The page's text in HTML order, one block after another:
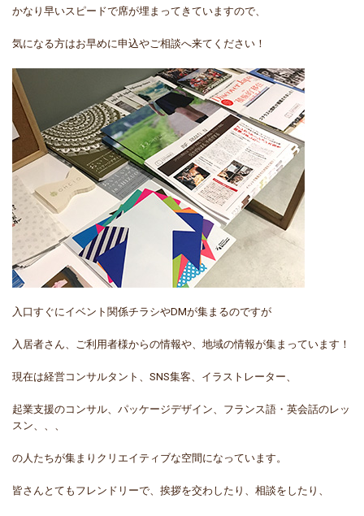
かなり早いスピードで席が埋まってきていますので、
気になる方はお早めに申込やご相談へ来てください！
入口すぐにイベント関係チラシやDMが集まるのですが
入居者さん、ご利用者様からの情報や、地域の情報が集まっています！
現在は経営コンサルタント、SNS集客、イラストレーター、
起業支援のコンサル、パッケージデザイン、フランス語・英会話のレッ
スン、、、
の人たちが集まりクリエイティブな空間になっています。
皆さんとてもフレンドリーで、挨拶を交わしたり、相談をしたり、